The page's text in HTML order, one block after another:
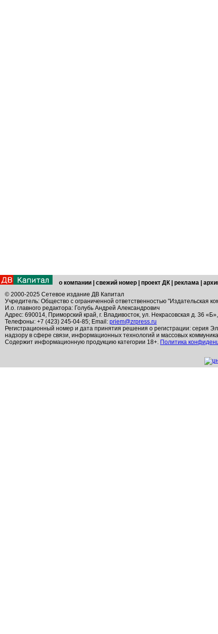
о компании свежий номер проект ДК реклама
© 2000-2025 Сетевое издание ДВ Капитал
Учредитель: Общество с ограниченной ответственностью "Издательская
И.о. главного редактора: Голубь Андрей Александрович
Адрес: 690014, Приморский край, г. Владивосток, ул. Некрасовская д. 36
Телефоны: +7 (423) 245-04-85; Email: priem@zrpress.ru
Регистрационный номер и дата принятия решения о регистрации: серия
надзору в сфере связи, информационных технологий и массовых
Содержит информационную продукцию категории 18+. Политика